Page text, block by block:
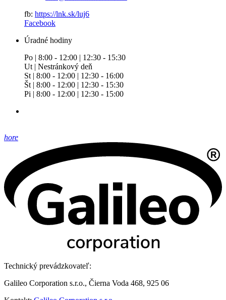
fb: https://lnk.sk/luj6
Facebook
Úradné hodiny
Po | 8:00 - 12:00 | 12:30 - 15:30
Ut | Nestránkový deň
St | 8:00 - 12:00 | 12:30 - 16:00
Št | 8:00 - 12:00 | 12:30 - 15:30
Pi | 8:00 - 12:00 | 12:30 - 15:00
hore
Technický prevádzkovateľ:
Galileo Corporation s.r.o., Čierna Voda 468, 925 06